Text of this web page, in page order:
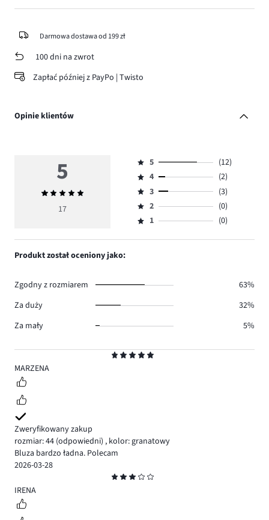
Darmowa dostawa od 199 zł
100 dni na zwrot
Zapłać później z PayPo | Twisto
Opinie klientów
5
MARZENA
Zweryfikowany zakup
rozmiar: 44 (odpowiedni) , kolor: granatowy
Bluza bardzo ładna. Polecam
2026-03-28
3
IRENA
5
Średnia
ocena
17
Ocena
5,
ilość
głosów
12.
5
(12)
Ocena
4,
ilość
głosów
4
(2)
Ocena
3,
ilość
3
(3)
Ocena
2,
2
(0)
Ocena
1,
1 (0)
Produkt został oceniony jako:
Zgodny z rozmiarem
63%
Za duży
32%
Za mały
5%